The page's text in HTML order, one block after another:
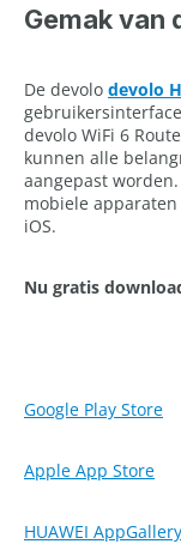
Gemak van
De devolo devolo
devolo WiFi 6
kunnen alle
aangepast
mobiele
iOS.
Nu gratis
Google Play Store
Apple App Store
HUAWEI AppGallery